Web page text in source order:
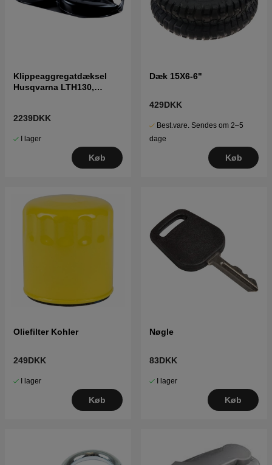
Klippeaggregatdæksel
Husqvarna LTH130,
2239DKK
I lager
Køb
Dæk 15X6-6"
429DKK
Best.vare. Sendes om 2–5
dage
Køb
Oliefilter Kohler
249DKK
I lager
Køb
Nøgle
83DKK
I lager
Køb